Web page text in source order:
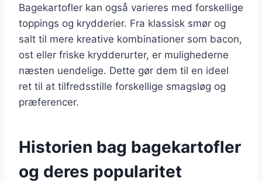
Bagekartofler kan også varieres med forskellige
toppings og krydderier. Fra klassisk smør og
salt til mere kreative kombinationer som bacon,
ost eller friske krydderurter, er mulighederne
næsten uendelige. Dette gør dem til en ideel
ret til at tilfredsstille forskellige smagsløg og
præferencer.
Historien bag bagekartofler
og deres popularitet